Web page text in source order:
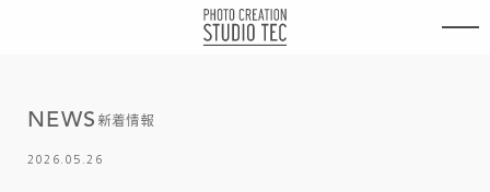
NEWS 新着情報
2026.05.26